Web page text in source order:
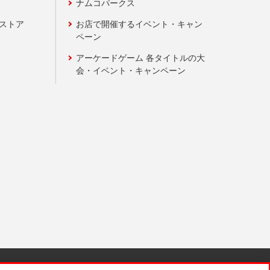
トア
ナムコパークス
お店で開催するイベント・キャン
ペーン
アーケードゲーム 各タイトルの大
会・イベント・キャンペーン